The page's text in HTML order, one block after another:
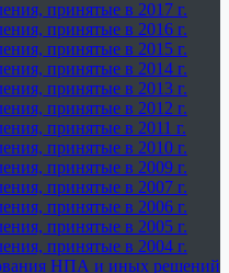
принятые в 2017 г.
принятые в 2016 г.
принятые в 2015 г.
принятые в 2014 г.
принятые в 2013 г.
принятые в 2012 г.
принятые в 2011 г.
принятые в 2010 г.
принятые в 2009 г.
принятые в 2007 г.
принятые в 2006 г.
принятые в 2005 г.
принятые в 2004 г.
НПА и иных решений